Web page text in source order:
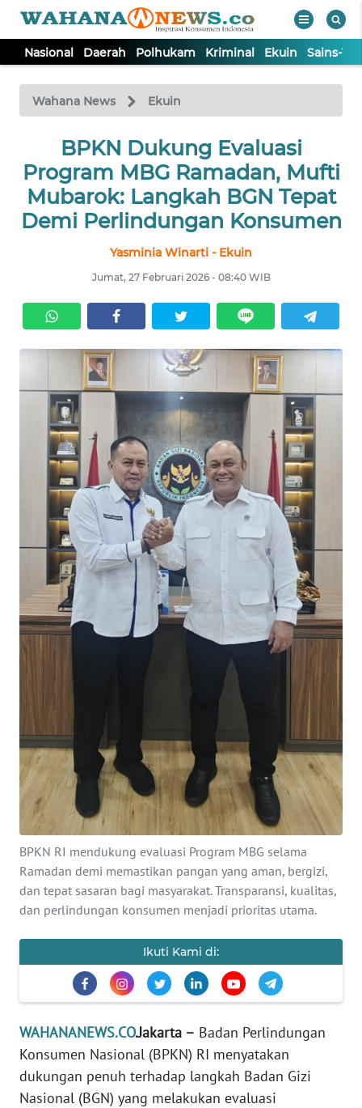
Nasional Daerah Polhukam Kriminal Ekuin Sains-
Wahana News Ekuin
BPKN Dukung Evaluasi
Program MBG Ramadan, Mufti
Mubarok: Langkah BGN Tepat
Demi Perlindungan Konsumen
Yasminia Winarti - Ekuin
Jumat, 27 Februari 2026 - 08:40 WIB
BPKN RI mendukung evaluasi Program MBG selama
Ramadan demi memastikan pangan yang aman, bergizi,
dan tepat sasaran bagi masyarakat. Transparansi, kualitas,
dan perlindungan konsumen menjadi prioritas utama.
Ikuti Kami di:
WAHANANEWS.CO.Jakarta – Badan Perlindungan
Konsumen Nasional (BPKN) RI menyatakan
dukungan penuh terhadap langkah Badan Gizi
Nasional (BGN) yang melakukan evaluasi
TV
Tutup
NASIONAL
DAERAH
EKUIN
SAINS-TEKNO
KESEHATAN
INTERNASIONAL
SERBA-SERBI
PENDIDIKAN
OLAHRAGA
OPINI
EDITORIAL
Informasi
INDEKS
BERITA
KONTAK
INFO
IKLAN
KAMI
PEDOMAN
MEDIA
SIBER
REDAKSI